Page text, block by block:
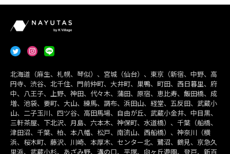
北海道（麻生、札幌、琴似）、宮城（仙台）、東京（新宿、中野、高
円寺、渋谷、北千住、門前仲町、大井町、巣鴨、町田、西日暮里、府
中、八王子、上野、神田、代々木、蒲田、原宿、恵比寿、飯田橋、成
増、池袋、要町、大山、練馬、調布、浜田山、経堂、五反田、武蔵小
山、二子玉川、四ツ谷、高田馬場、自由が丘、武蔵小金井、中目黒、
三軒茶屋、下北沢、月島、六本木、神保町、水道橋）、千葉（船橋、
津田沼、千葉、柏、本八幡、松戸、南流山、西船橋）、神奈川（横
浜、桜木町、藤沢、川崎、本厚木、センター北、鷺沼、鶴見、京急久
里浜、武蔵小杉、あざみ野、溝の口、平塚、向ヶ丘遊園、登戸、新百